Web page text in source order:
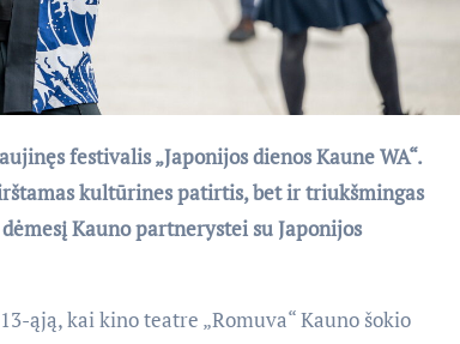
festivalis „Japonijos dienos Kaune WA“.
kultūrines patirtis, bet ir triukšmingas
Kauno partnerystei su Japonijos
ąją, kai kino teatre „Romuva“ Kauno šokio